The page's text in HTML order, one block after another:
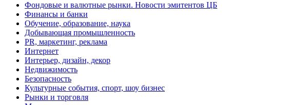
Фондовые и валютные рынки. Новости эмитентов ЦБ
Финансы и банки
Обучение, образование, наука
Добывающая промышленность
PR, маркетинг, реклама
Интернет
Интерьер, дизайн, декор
Недвижимость
Безопасность
Культурные события, спорт, шоу бизнес
Рынки и торговля